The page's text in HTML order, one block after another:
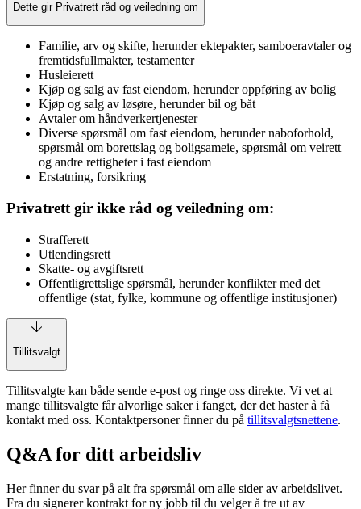
Dette gir Privatrett råd og veiledning om
Familie, arv og skifte, herunder ektepakter, samboeravtaler og
fremtidsfullmakter, testamenter
Husleierett
Kjøp og salg av fast eiendom, herunder oppføring av bolig
Kjøp og salg av løsøre, herunder bil og båt
Avtaler om håndverkertjenester
Diverse spørsmål om fast eiendom, herunder naboforhold,
spørsmål om borettslag og boligsameie, spørsmål om veirett
og andre rettigheter i fast eiendom
Erstatning, forsikring
Privatrett gir ikke råd og veiledning om:
Strafferett
Utlendingsrett
Skatte- og avgiftsrett
Offentligrettslige spørsmål, herunder konflikter med det
offentlige (stat, fylke, kommune og offentlige institusjoner)
Tillitsvalgt
Tillitsvalgte kan både sende e-post og ringe oss direkte. Vi vet at
mange tillitsvalgte får alvorlige saker i fanget, der det haster å få
kontakt med oss. Kontaktpersoner finner du på tillitsvalgtsnettene.
Q&A for ditt arbeidsliv
Her finner du svar på alt fra spørsmål om alle sider av arbeidslivet.
Fra du signerer kontrakt for ny jobb til du velger å tre ut av